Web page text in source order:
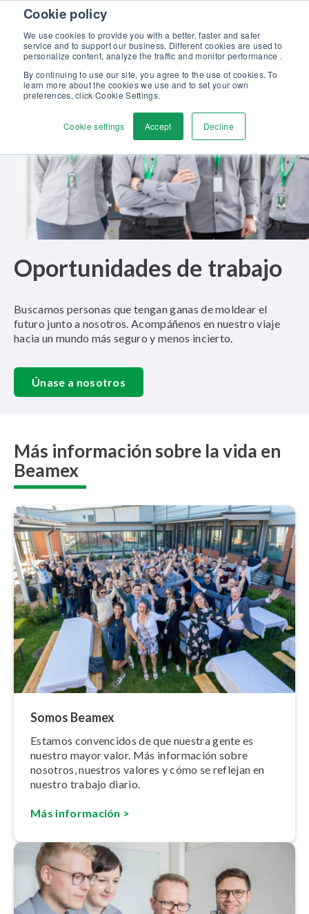
Cookie policy
We use cookies to provide you with a better, faster and safer
service and to support our business. Different cookies are used to
personalize content, analyze the traffic and monitor performance .
By continuing to use our site, you agree to the use of cookies. To
learn more about the cookies we use and to set your own
preferences, click Cookie Settings.
Cookie settings Accept Decline
Skip to content
Descubra nuestro nuevo catálogo Soluciones Beamex para la
Excelencia en Calibración >>
Contáctenos
Oportunidades de trabajo
Buscamos personas que tengan ganas de moldear el
futuro junto a nosotros. Acompáñenos en nuestro viaje
hacia un mundo más seguro y menos incierto.
Únase a nosotros
Más información sobre la vida en
Beamex
Somos Beamex
Estamos convencidos de que nuestra gente es
nuestro mayor valor. Más información sobre
nosotros, nuestros valores y cómo se reflejan en
nuestro trabajo diario.
Más información >